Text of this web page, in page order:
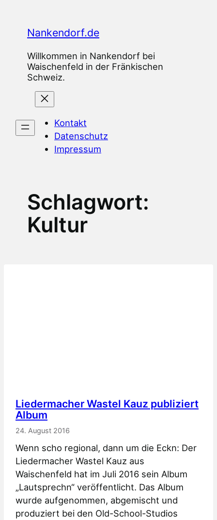
springenNankendorf.de
Willkommen in Nankendorf bei
Waischenfeld in der Fränkischen
Schweiz.
Kontakt
Datenschutz
Impressum
Schlagwort:
Kultur
Liedermacher Wastel Kauz publiziert
Album
24. August 2016
Wenn scho regional, dann um die Eckn: Der
Liedermacher Wastel Kauz aus
Waischenfeld hat im Juli 2016 sein Album
„Lautsprechn“ veröffentlicht. Das Album
wurde aufgenommen, abgemischt und
produziert bei den Old-School-Studios